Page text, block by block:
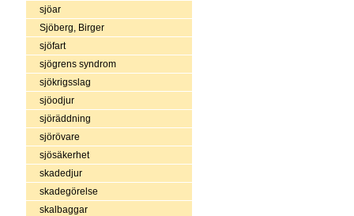
sjöar
Sjöberg, Birger
sjöfart
sjögrens syndrom
sjökrigsslag
sjöodjur
sjöräddning
sjörövare
sjösäkerhet
skadedjur
skadegörelse
skalbaggar